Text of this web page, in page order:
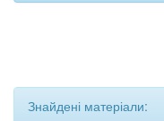
Знайдені матеріали: